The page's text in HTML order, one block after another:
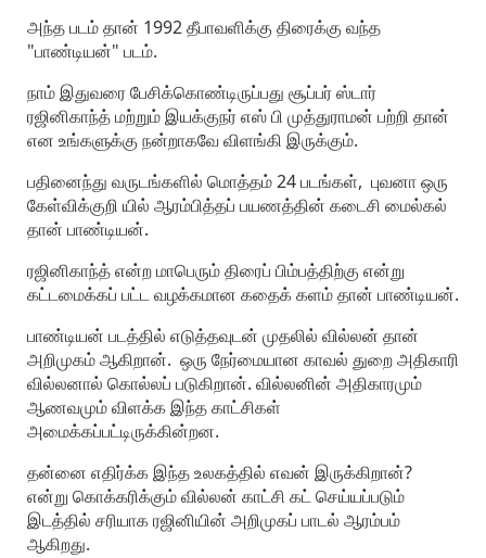
அந்த படம் தான் 1992 தீபாவளிக்கு திரைக்கு வந்த
"பாண்டியன்" படம்.
நாம் இதுவரை பேசிக்கொண்டிருப்பது சூப்பர் ஸ்டார்
ரஜினிகாந்த் மற்றும் இயக்குநர் எஸ் பி முத்துராமன் பற்றி தான்
என உங்களுக்கு நன்றாகவே விளங்கி இருக்கும்.
பதினைந்து வருடங்களில் மொத்தம் 24 படங்கள், புவனா ஒரு
கேள்விக்குறி யில் ஆரம்பித்தப் பயணத்தின் கடைசி மைல்கல்
தான் பாண்டியன்.
ரஜினிகாந்த் என்ற மாபெரும் திரைப் பிம்பத்திற்கு என்று
கட்டமைக்கப் பட்ட வழக்கமான கதைக் களம் தான் பாண்டியன்.
பாண்டியன் படத்தில் எடுத்தவுடன் முதலில் வில்லன் தான்
அறிமுகம் ஆகிறான். ஒரு நேர்மையான காவல் துறை அதிகாரி
வில்லனால் கொல்லப் படுகிறான். வில்லனின் அதிகாரமும்
ஆணவமும் விளக்க இந்த காட்சிகள்
அமைக்கப்பட்டிருக்கின்றன.
தன்னை எதிர்க்க இந்த உலகத்தில் எவன் இருக்கிறான்?
என்று கொக்கரிக்கும் வில்லன் காட்சி கட் செய்யப்படும்
இடத்தில் சரியாக ரஜினியின் அறிமுகப் பாடல் ஆரம்பம்
ஆகிறது.